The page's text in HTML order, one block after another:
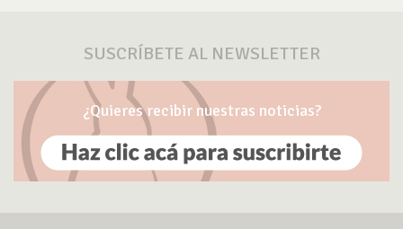
SUSCRÍBETE AL NEWSLETTER
¿Quieres recibir nuestras noticias?